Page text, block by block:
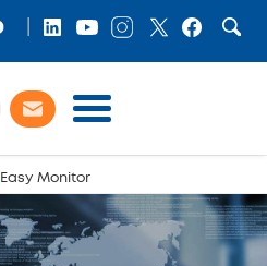
Easy Monitor